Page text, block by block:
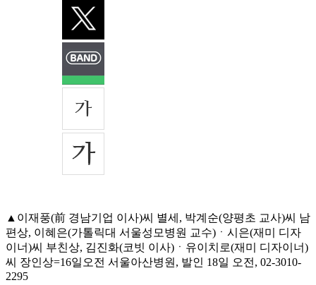
▲이재풍(前 경남기업 이사)씨 별세, 박계순(양평초 교사)씨 남
편상, 이혜은(가톨릭대 서울성모병원 교수)ㆍ시은(재미 디자
이너)씨 부친상, 김진화(코빗 이사)ㆍ유이치로(재미 디자이너)
씨 장인상=16일오전 서울아산병원, 발인 18일 오전, 02-3010-
2295